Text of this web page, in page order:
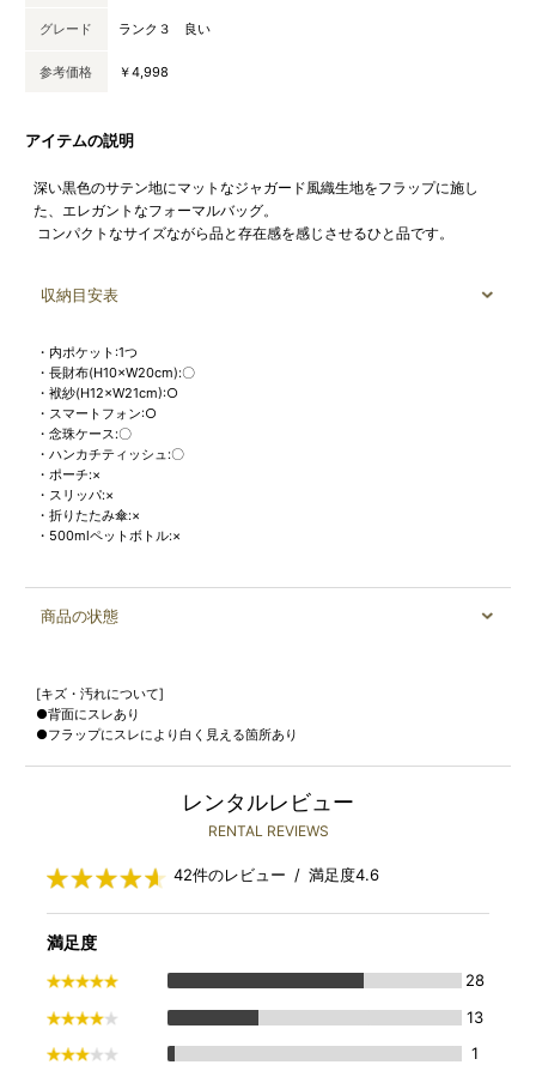
グレード ランク３ 良い
参考価格 ￥4,998
アイテムの説明
深い黒色のサテン地にマットなジャガード風織生地をフラップに施し
た、エレガントなフォーマルバッグ。
コンパクトなサイズながら品と存在感を感じさせるひと品です。
収納目安表
・内ポケット:1つ
・長財布(H10×W20cm):〇
・袱紗(H12×W21cm):○
・スマートフォン:○
・念珠ケース:〇
・ハンカチティッシュ:〇
・ポーチ:×
・スリッパ:×
・折りたたみ傘:×
・500mlペットボトル:×
商品の状態
[キズ・汚れについて]
●背面にスレあり
●フラップにスレにより白く見える箇所あり
レンタルレビュー
RENTAL REVIEWS
42件のレビュー / 満足度4.6
満足度
28
13
1